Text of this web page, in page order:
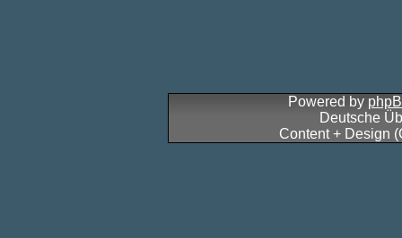
Powered by
Deutsche
Content + Design